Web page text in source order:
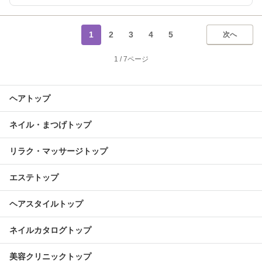
次へ
1 2 3 4 5
1 / 7ページ
ヘアトップ
ネイル・まつげトップ
リラク・マッサージトップ
エステトップ
ヘアスタイルトップ
ネイルカタログトップ
美容クリニックトップ